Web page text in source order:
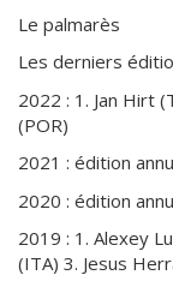
Le palmarès
Les derniers
2022 : 1. Jan Hirt
(POR)
2021 : édition
2020 : édition
2019 : 1. Alexey
(ITA) 3. Jesus